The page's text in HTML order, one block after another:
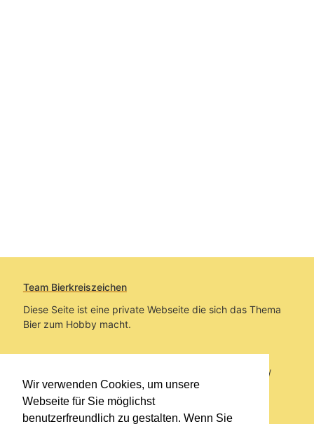
Wir verwenden Cookies, um unsere
Webseite für Sie möglichst
benutzerfreundlich zu gestalten. Wenn Sie
Team Bierkreiszeichen
Diese Seite ist eine private Webseite die sich das Thema
Bier zum Hobby macht.
Sie befinden sich auf https://www.bierkreiszeichen.at/
im Pfad:Bierkreiszeichen/Gesammelte Biere